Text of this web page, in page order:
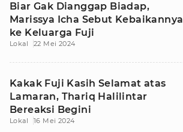
Biar Gak Dianggap Biadap,
Marissya Icha Sebut Kebaikannya
ke Keluarga Fuji
Lokal 22 Mei 2024
Kakak Fuji Kasih Selamat atas
Lamaran, Thariq Halilintar
Bereaksi Begini
Lokal 16 Mei 2024